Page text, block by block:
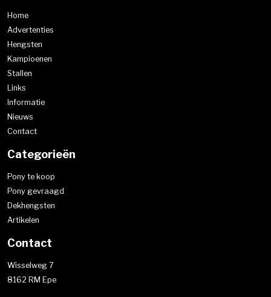
Home
Advertenties
Hengsten
Kampioenen
Stallen
Links
Informatie
Nieuws
Contact
Categorieën
Pony te koop
Pony gevraagd
Dekhengsten
Artikelen
Contact
Wisselweg 7
8162 RM Epe